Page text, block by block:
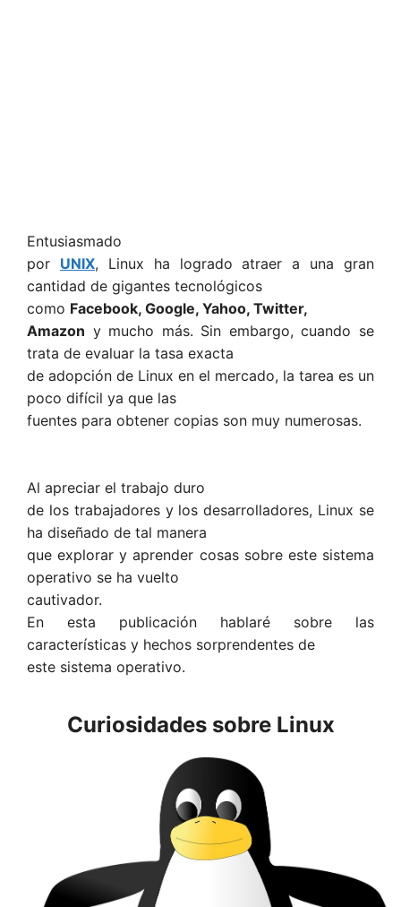
Entusiasmado
por UNIX, Linux ha logrado atraer a una gran
cantidad de gigantes tecnológicos
como Facebook, Google, Yahoo, Twitter,
Amazon y mucho más. Sin embargo, cuando se
trata de evaluar la tasa exacta
de adopción de Linux en el mercado, la tarea es un
poco difícil ya que las
fuentes para obtener copias son muy numerosas.
Al apreciar el trabajo duro
de los trabajadores y los desarrolladores, Linux se
ha diseñado de tal manera
que explorar y aprender cosas sobre este sistema
operativo se ha vuelto
cautivador.
En esta publicación hablaré sobre las
características y hechos sorprendentes de
este sistema operativo.
Curiosidades sobre Linux